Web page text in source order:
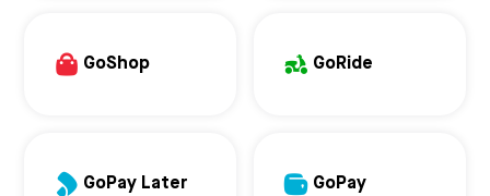
GoShop GoRide
GoPay Later GoPay